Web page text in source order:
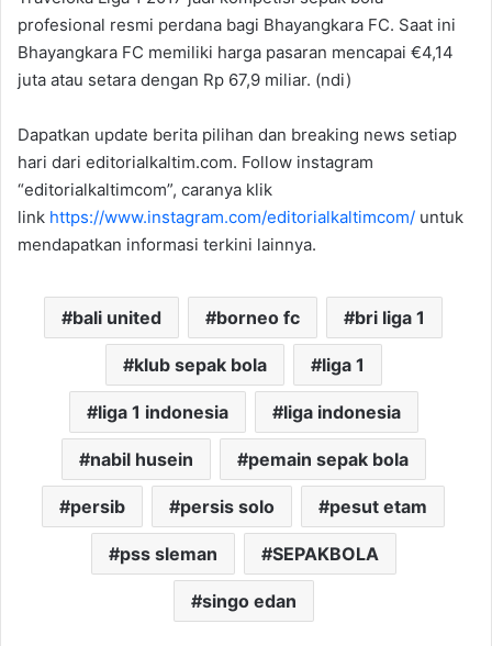
profesional resmi perdana bagi Bhayangkara FC. Saat ini
Bhayangkara FC memiliki harga pasaran mencapai €4,14
juta atau setara dengan Rp 67,9 miliar. (ndi)
Dapatkan update berita pilihan dan breaking news setiap
hari dari editorialkaltim.com. Follow instagram
“editorialkaltimcom”, caranya klik
link https://www.instagram.com/editorialkaltimcom/ untuk
mendapatkan informasi terkini lainnya.
bali united borneo fc bri liga 1
klub sepak bola liga 1
liga 1 indonesia liga indonesia
nabil husein pemain sepak bola
persib persis solo pesut etam
pss sleman SEPAKBOLA
singo edan